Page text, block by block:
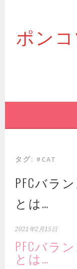
ッ
ポン
タグ: #CAT
PFCバラ
とは…
2021年2月15日
PFCバラ
とは…